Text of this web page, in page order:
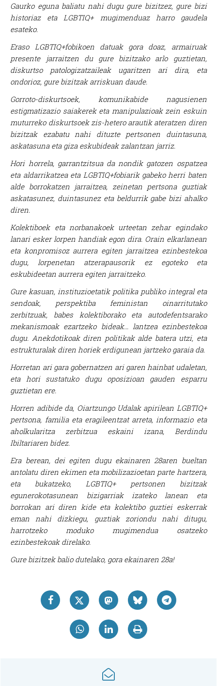
Gaurko eguna baliatu nahi dugu gure bizitzez, gure bizi
historiaz eta LGBTIQ+ mugimenduaz harro gaudela
esateko.
Eraso LGBTIQ+fobikoen datuak gora doaz, armairuak
presente jarraitzen du gure bizitzako arlo guztietan,
diskurtso patologizatzaileak ugaritzen ari dira, eta
ondorioz, gure bizitzak arriskuan daude.
Gorroto-diskurtsoek, komunikabide nagusienen
estigmatizazio saiakerek eta manipulazioak zein eskuin
muturreko diskurtsoek zis-hetero arautik ateratzen diren
bizitzak ezabatu nahi dituzte pertsonen duintasuna,
askatasuna eta giza eskubideak zalantzan jarriz.
Hori horrela, garrantzitsua da nondik gatozen ospatzea
eta aldarrikatzea eta LGBTIQ+fobiarik gabeko herri baten
alde borrokatzen jarraitzea, zeinetan pertsona guztiak
askatasunez, duintasunez eta beldurrik gabe bizi ahalko
diren.
Kolektiboek eta norbanakoek urteetan zehar egindako
lanari esker lorpen handiak egon dira. Orain elkarlanean
eta konpromisoz aurrera egiten jarraitzea ezinbestekoa
dugu, lorpenetan atzerapausorik ez egoteko eta
eskubideetan aurrera egiten jarraitzeko.
Gure kasuan, instituzioetatik politika publiko integral eta
sendoak, perspektiba feministan oinarritutako
zerbitzuak, babes kolektiborako eta autodefentsarako
mekanismoak ezartzeko bideak… lantzea ezinbestekoa
dugu. Anekdotikoak diren politikak alde batera utzi, eta
estrukturalak diren horiek erdigunean jartzeko garaia da.
Horretan ari gara gobernatzen ari garen hainbat udaletan,
eta hori sustatuko dugu oposizioan gauden esparru
guztietan ere.
Horren adibide da, Oiartzungo Udalak apirilean LGBTIQ+
pertsona, familia eta eragileentzat arreta, informazio eta
aholkularitza zerbitzua eskaini izana, Berdindu
Ibiltariaren bidez.
Era berean, dei egiten dugu ekainaren 28aren bueltan
antolatu diren ekimen eta mobilizazioetan parte hartzera,
eta bukatzeko, LGBTIQ+ pertsonen bizitzak
egunerokotasunean bizigarriak izateko lanean eta
borrokan ari diren kide eta kolektibo guztiei eskerrak
eman nahi dizkiegu, guztiak zoriondu nahi ditugu,
harrotzeko moduko mugimendua osatzeko
ezinbestekoak direlako.
Gure bizitzek balio dutelako, gora ekainaren 28a!